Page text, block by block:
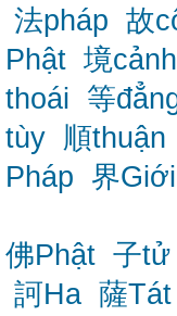
法pháp 故
Phật 境cảnh
thoái 等
tùy 順thuận
Pháp 界Giới
佛Phật 子tử
訶Ha 薩Tát